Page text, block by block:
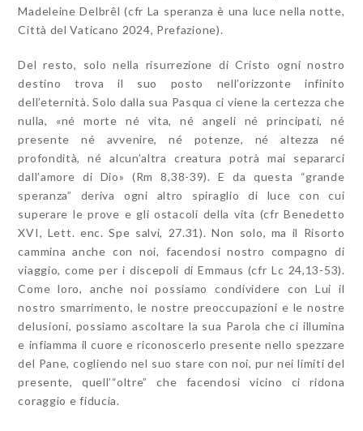
Madeleine Delbrêl (cfr La speranza è una luce nella notte,
Città del Vaticano 2024, Prefazione).
Del resto, solo nella risurrezione di Cristo ogni nostro
destino trova il suo posto nell’orizzonte infinito
dell’eternità. Solo dalla sua Pasqua ci viene la certezza che
nulla, «né morte né vita, né angeli né principati, né
presente né avvenire, né potenze, né altezza né
profondità, né alcun’altra creatura potrà mai separarci
dall’amore di Dio» (Rm
8,38-39). E da questa “grande
speranza” deriva ogni altro spiraglio di luce con cui
superare le prove e gli ostacoli della vita (cfr Benedetto
XVI, Lett. enc.Spe salvi, 27.31). Non solo, ma il Risorto
cammina anche con noi, facendosi nostro compagno di
viaggio, come per i discepoli di Emmaus (cfr Lc 24,13-53).
Come loro, anche noi possiamo condividere con Lui il
nostro smarrimento, le nostre preoccupazioni e le nostre
delusioni, possiamo ascoltare la sua Parola che ci illumina
e infiamma il cuore e riconoscerlo presente nello spezzare
del Pane, cogliendo nel suo stare con noi, pur nei limiti del
presente, quell’“oltre” che facendosi vicino ci ridona
coraggio e fiducia.